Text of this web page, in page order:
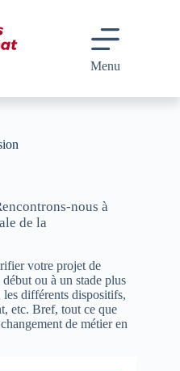
Menu
nous à
de la
votre projet de
ou à un stade plus
différents dispositifs,
etc. Bref, tout ce que
de métier en